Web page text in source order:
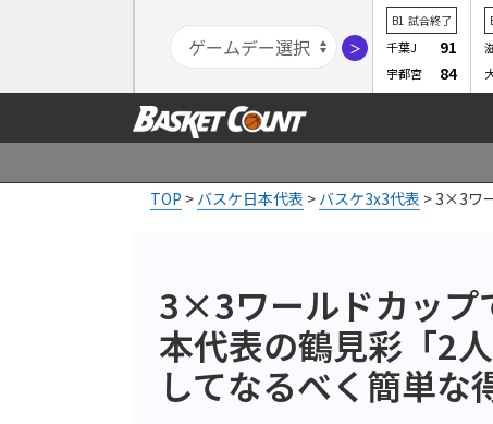
＞
B1 試合終了
千葉J 91
宇都宮 84
TOP > バスケ日本代表 > バスケ3x3代表 > 3×3ワ
3×3ワールドカップ
本代表の鶴見彩「2
してなるべく簡単な